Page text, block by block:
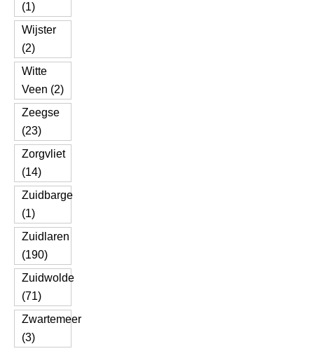
(1)
Wijster
(2)
Witte
Veen (2)
Zeegse
(23)
Zorgvliet
(14)
Zuidbarge
(1)
Zuidlaren
(190)
Zuidwolde
(71)
Zwartemeer
(3)